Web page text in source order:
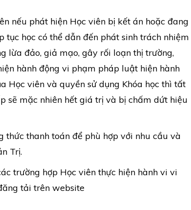
nếu phát hiện Học viên bị kết án hoặc đang
học có thể dẫn đến phát sinh trách nhiệm
lừa đảo, giả mạo, gây rối loạn thị trường,
hành động vi phạm pháp luật hiện hành
Học viên và quyền sử dụng Khóa học thì tất
sẽ mặc nhiên hết giá trị và bị chấm dứt hiệu
thức thanh toán để phù hợp với nhu cầu và
Trị.
trường hợp Học viên thực hiện hành vi vi
tải trên website